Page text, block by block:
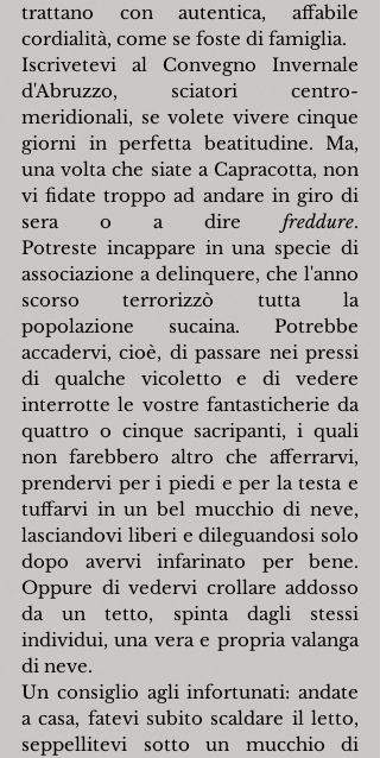
trattano con autentica, affabile
cordialità, come se foste di famiglia.
Iscrivetevi al Convegno Invernale
d'Abruzzo, sciatori centro-
meridionali, se volete vivere cinque
giorni in perfetta beatitudine. Ma,
una volta che siate a Capracotta, non
vi fidate troppo ad andare in giro di
sera o a dire freddure.
Potreste incappare in una specie di
associazione a delinquere, che l'anno
scorso terrorizzò tutta la
popolazione sucaina. Potrebbe
accadervi, cioè, di passare nei pressi
di qualche vicoletto e di vedere
interrotte le vostre fantasticherie da
quattro o cinque sacripanti, i quali
non farebbero altro che afferrarvi,
prendervi per i piedi e per la testa e
tuffarvi in un bel mucchio di neve,
lasciandovi liberi e dileguandosi solo
dopo avervi infarinato per bene.
Oppure di vedervi crollare addosso
da un tetto, spinta dagli stessi
individui, una vera e propria valanga
di neve.
Un consiglio agli infortunati: andate
a casa, fatevi subito scaldare il letto,
seppellitevi sotto un mucchio di